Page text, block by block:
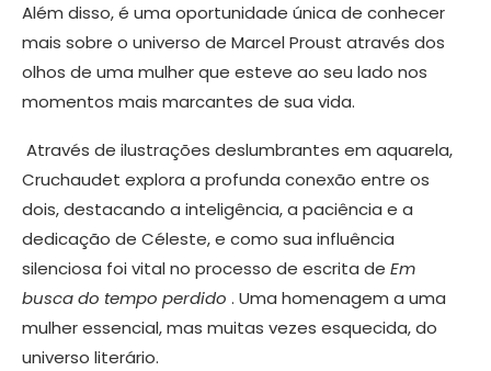
Além disso, é uma oportunidade única de conhecer
mais sobre o universo de Marcel Proust através dos
olhos de uma mulher que esteve ao seu lado nos
momentos mais marcantes de sua vida.
Através de ilustrações deslumbrantes em aquarela,
Cruchaudet explora a profunda conexão entre os
dois, destacando a inteligência, a paciência e a
dedicação de Céleste, e como sua influência
silenciosa foi vital no processo de escrita de Em
busca do tempo perdido . Uma homenagem a uma
mulher essencial, mas muitas vezes esquecida, do
universo literário.